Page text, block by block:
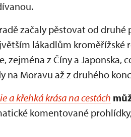
začaly pěstovat od
lákadlům kroměřížské
zejména z Číny a Japonska,
na Moravu až z druhého
a křehká krása na cestách
komentované